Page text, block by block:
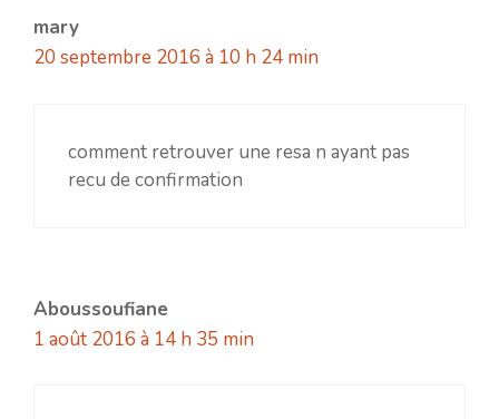
mary
20 septembre 2016 à 10 h 24 min
comment retrouver une resa n ayant pas
recu de confirmation
Aboussoufiane
1 août 2016 à 14 h 35 min